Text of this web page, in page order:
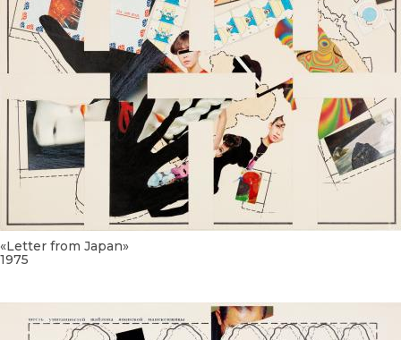
«Letter from Japan»
1975